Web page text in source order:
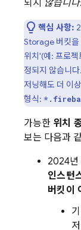
되지 않습니다.
핵심 사항:
Storage 버킷
위치'(예: 프로젝
정되지 않습니
저닝해도 더 이
형식:
가능한 위치
보는 다음과
2024년
인스턴
버킷이